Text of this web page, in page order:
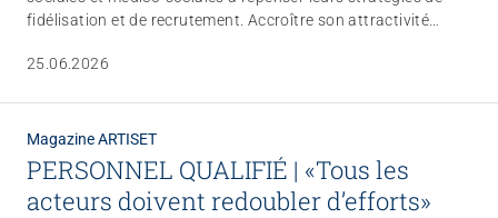
fidélisation et de recrutement. Accroître son attractivité
l’agilité. Les quelques entreprises présentées ici l’ont bien
25.06.2026
Magazine ARTISET
PERSONNEL QUALIFIÉ | «Tous les
acteurs doivent redoubler d’efforts»